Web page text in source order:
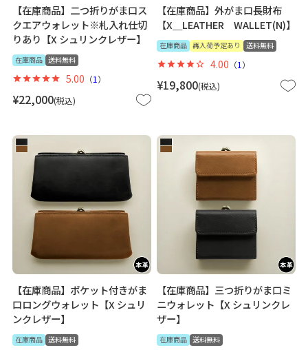
【在庫商品】二つ折りがま口ス
クエアウォレット※札入れ仕切
りあり【X シュリンクレザー】
在庫商品 送料無料
¥22,000 税込
5.00 （1 ）
【在庫商品】外がま口長財布
【X＿LEATHER WALLET(N)】
在庫商品 再入荷予定あり 送料無料
¥19,800 税込
4.00 （1 ）
【在庫商品】ポケット付きがま
口ロングウォレット【X シュリ
ンクレザー】
在庫商品 送料無料
【在庫商品】三つ折りがま口ミ
ニウォレット【X シュリンクレ
ザー】
在庫商品 送料無料